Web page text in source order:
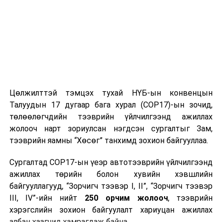
22-нд баруун, төв, зүүн аймгуудын нутгийн хойд
хэсгээр, 23-нд баруун болон төвийн аймгуудын
нутгийн зарим газар, говийн аймгуудын нутгийн
баруун хэсгээр, 24-нд төв, зүүн аймгуудын
зүүн хэсгээр, 25-нд баруун аймгуудын ихэнх
нутгаар бороо, дуу цахилгаантай аадар бороо
орно. Салхи ихэнх хугацаанд секундэд 5-10
метр, борооны өмнө түр зуур ширүүснэ. Алтай,
Хангай, Хөвсгөл, Хэнтийн уулархаг нутаг,
Цөлжилттэй тэмцэх тухай НҮБ-ын конвенцын
Талуудын 17 дугаар бага хурал (COP17)-ын зочид,
төлөөлөгчдийн тээврийн үйлчилгээнд ажиллах
жолооч нарт зориулсан нэгдсэн сургалтыг Зам,
тээврийн яамны “Хөсөг” танхимд зохион байгууллаа.
Сургалтад COP17-ын үеэр автотээврийн үйлчилгээнд
ажиллах төрийн болон хувийн хэвшлийн
байгууллагууд, “Зорчигч тээвэр I, II”, “Зорчигч тээвэр
III, IV”-ийн нийт 250 орчим жолооч, тээврийн
хэрэгслийн зохион байгуулалт хариуцан ажиллах